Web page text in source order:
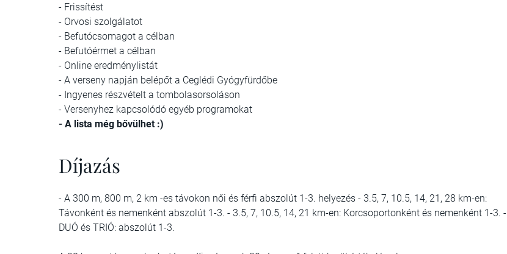
- Frissítést
- Orvosi szolgálatot
- Befutócsomagot a célban
- Befutóérmet a célban
- Online eredménylistát
- A verseny napján belépőt a Ceglédi Gyógyfürdőbe
- Ingyenes részvételt a tombolasorsoláson
- Versenyhez kapcsolódó egyéb programokat
- A lista még bővülhet :)
Díjazás
- A 300 m, 800 m, 2 km -es távokon női és férfi abszolút 1-3. helyezés - 3.5, 7, 10.5, 14, 21, 28 km-en:
Távonként és nemenként abszolút 1-3. - 3.5, 7, 10.5, 14, 21 km-en: Korcsoportonként és nemenként 1-3. -
DUÓ és TRIÓ: abszolút 1-3.